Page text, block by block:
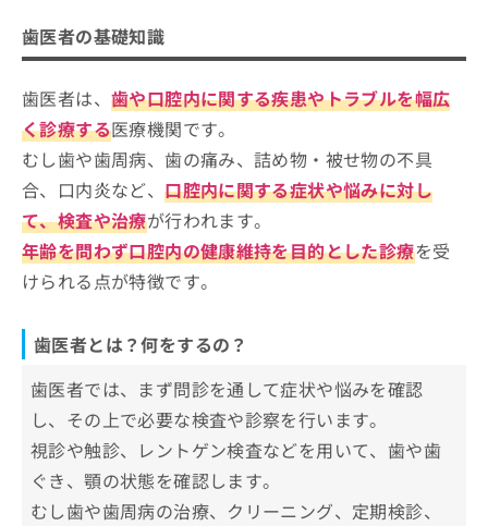
歯医者の基礎知識
歯医者は、 歯や口腔内に関する疾患やトラブルを幅広
く診療する医療機関です。
むし歯や歯周病、歯の痛み、詰め物・被せ物の不具
合、口内炎など、口腔内に関する症状や悩みに対し
て、検査や治療が行われます。
年齢を問わず口腔内の健康維持を目的とした診療を受
けられる点が特徴です。
歯医者とは？何をするの？
歯医者では、まず問診を通して症状や悩みを確認
し、その上で必要な検査や診察を行います。
視診や触診、レントゲン検査などを用いて、歯や歯
ぐき、顎の状態を確認します。
むし歯や歯周病の治療、クリーニング、定期検診、